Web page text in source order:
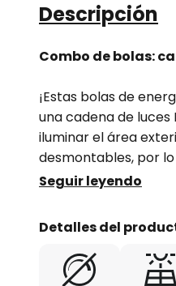
Descripción
Combo de bolas:
¡Estas bolas de
una cadena de
iluminar el área
desmontables, por
desee. Incluye panel
Seguir leyendo
Detalles del